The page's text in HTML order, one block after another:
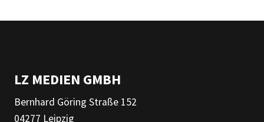
LZ MEDIEN GMBH
Bernhard Göring Straße 152
04277 Leipzig